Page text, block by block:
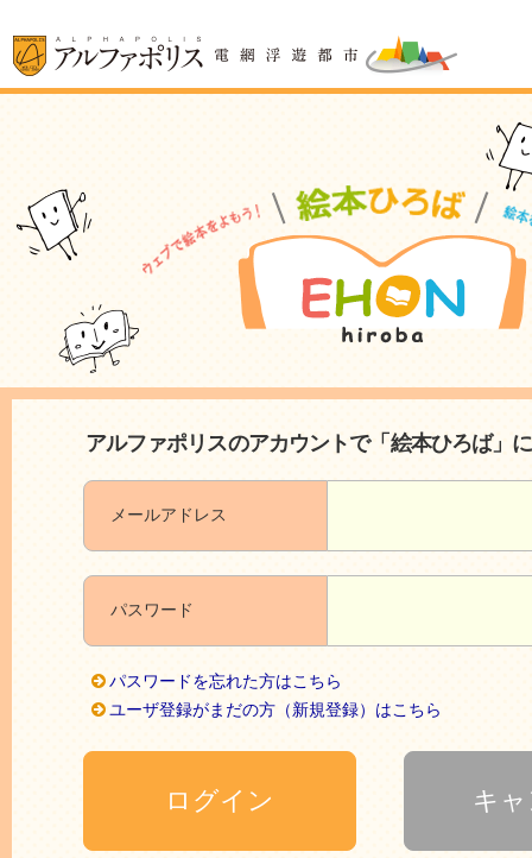
アルファポリスのアカウントで「絵本ひろば」
メールアドレス
パスワード
パスワードを忘れた方はこちら
ユーザ登録がまだの方（新規登録）はこちら